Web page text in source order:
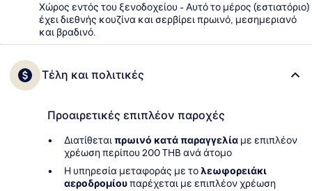
Χώρος εντός του ξενοδοχείου - Αυτό το μέρος (εστιατόριο)
έχει διεθνής κουζίνα και σερβίρει πρωινό, μεσημεριανό
και βραδινό.
Τέλη και πολιτικές
Προαιρετικές επιπλέον παροχές
Διατίθεταιπρωινό κατά παραγγελία με επιπλέον
χρέωση περίπου 200 THB ανά άτομο
Η υπηρεσία μεταφοράς με τολεωφορειάκι
αεροδρομίουπαρέχεται με επιπλέον χρέωση